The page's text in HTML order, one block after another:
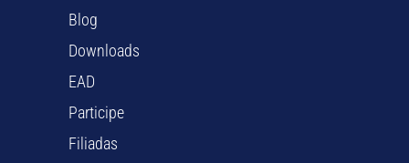
Blog
Downloads
EAD
Participe
Filiadas